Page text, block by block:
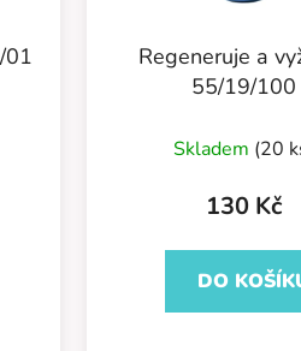
01
Regeneruje a
55/19/100
Skladem (20
130 Kč
DO